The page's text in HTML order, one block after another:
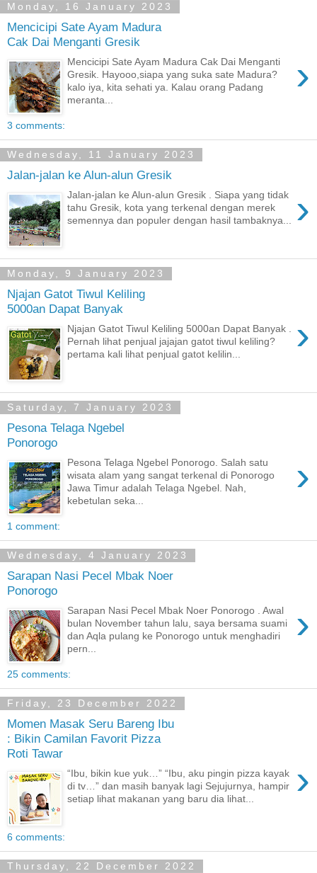
Monday, 16 January 2023
Mencicipi Sate Ayam Madura
Cak Dai Menganti Gresik
›
Mencicipi Sate Ayam Madura Cak Dai Menganti
Gresik. Hayooo,siapa yang suka sate Madura?
kalo iya, kita sehati ya. Kalau orang Padang
meranta...
3 comments:
Wednesday, 11 January 2023
Jalan-jalan ke Alun-alun Gresik
›
Jalan-jalan ke Alun-alun Gresik . Siapa yang tidak
tahu Gresik, kota yang terkenal dengan merek
semennya dan populer dengan hasil tambaknya...
Monday, 9 January 2023
Njajan Gatot Tiwul Keliling
5000an Dapat Banyak
›
Njajan Gatot Tiwul Keliling 5000an Dapat Banyak .
Pernah lihat penjual jajajan gatot tiwul keliling?
pertama kali lihat penjual gatot kelilin...
Saturday, 7 January 2023
Pesona Telaga Ngebel
Ponorogo
›
Pesona Telaga Ngebel Ponorogo. Salah satu
wisata alam yang sangat terkenal di Ponorogo
Jawa Timur adalah Telaga Ngebel. Nah,
kebetulan seka...
1 comment:
Wednesday, 4 January 2023
Sarapan Nasi Pecel Mbak Noer
Ponorogo
›
Sarapan Nasi Pecel Mbak Noer Ponorogo . Awal
bulan November tahun lalu, saya bersama suami
dan Aqla pulang ke Ponorogo untuk menghadiri
pern...
25 comments:
Friday, 23 December 2022
Momen Masak Seru Bareng Ibu
: Bikin Camilan Favorit Pizza
Roti Tawar
›
“Ibu, bikin kue yuk…” “Ibu, aku pingin pizza kayak
di tv…” dan masih banyak lagi Sejujurnya, hampir
setiap lihat makanan yang baru dia lihat...
6 comments:
Thursday, 22 December 2022